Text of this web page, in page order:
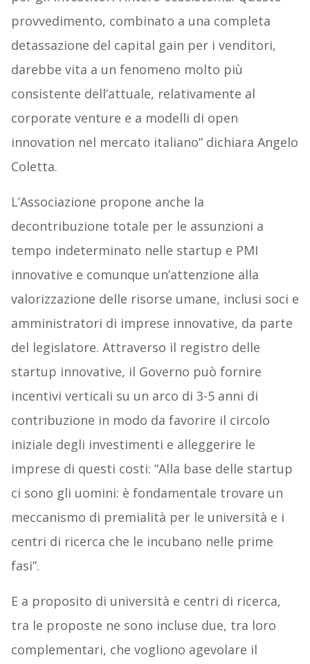
provvedimento, combinato a una completa
detassazione del capital gain per i venditori,
darebbe vita a un fenomeno molto più
consistente dell’attuale, relativamente al
corporate venture e a modelli di open
innovation nel mercato italiano” dichiara Angelo
Coletta.
L’Associazione propone anche la
decontribuzione totale per le assunzioni a
tempo indeterminato nelle startup e PMI
innovative e comunque un’attenzione alla
valorizzazione delle risorse umane, inclusi soci e
amministratori di imprese innovative, da parte
del legislatore. Attraverso il registro delle
startup innovative, il Governo può fornire
incentivi verticali su un arco di 3-5 anni di
contribuzione in modo da favorire il circolo
iniziale degli investimenti e alleggerire le
imprese di questi costi: “Alla base delle startup
ci sono gli uomini: è fondamentale trovare un
meccanismo di premialità per le università e i
centri di ricerca che le incubano nelle prime
fasi”.
E a proposito di università e centri di ricerca,
tra le proposte ne sono incluse due, tra loro
complementari, che vogliono agevolare il